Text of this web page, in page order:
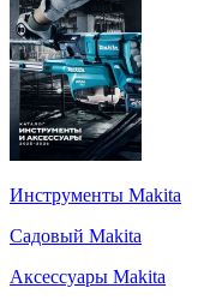
Инструменты Makita
Садовый Makita
Аксессуары Makita